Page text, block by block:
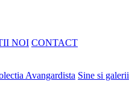
NOI CONTACT
Avangardista Sine si galerii